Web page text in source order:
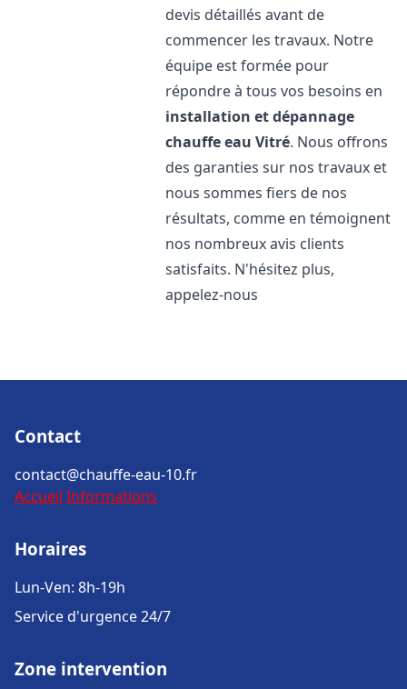
devis détaillés avant de
commencer les travaux. Notre
équipe est formée pour
répondre à tous vos besoins en
installation et dépannage
chauffe eau Vitré. Nous offrons
des garanties sur nos travaux et
nous sommes fiers de nos
résultats, comme en témoignent
nos nombreux avis clients
satisfaits. N'hésitez plus,
appelez-nous
Contact
contact@chauffe-eau-10.fr
Accueil Informations
Horaires
Lun-Ven: 8h-19h
Service d'urgence 24/7
Zone intervention